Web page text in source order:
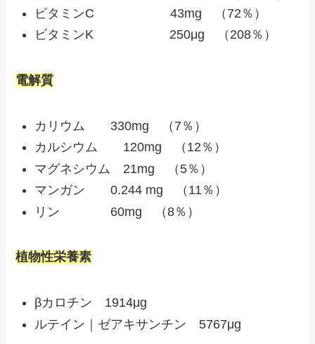
ビタミンC 43mg （72％）
ビタミンK 250μg （208％）
電解質
カリウム 330mg （7％）
カルシウム 120mg （12％）
マグネシウム 21mg （5％）
マンガン 0.244 mg （11％）
リン 60mg （8％）
植物性栄養素
βカロチン 1914μg
ルテイン｜ゼアキサンチン 5767μg